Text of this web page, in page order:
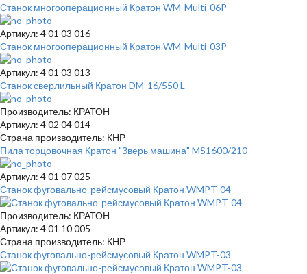
Станок многооперационный Кратон WM-Multi-06P
Артикул: 4 01 03 016
Станок многооперационный Кратон WM-Multi-03P
Артикул: 4 01 03 013
Станок сверлильный Кратон DM-16/550 L
Производитель: КРАТОН
Артикул: 4 02 04 014
Страна производитель: КНР
Пила торцовочная Кратон "Зверь машина" MS1600/210
Артикул: 4 01 07 025
Станок фуговально-рейсмусовый Кратон WMPT-04
Производитель: КРАТОН
Артикул: 4 01 10 005
Страна производитель: КНР
Станок фуговально-рейсмусовый Кратон WMPT-03